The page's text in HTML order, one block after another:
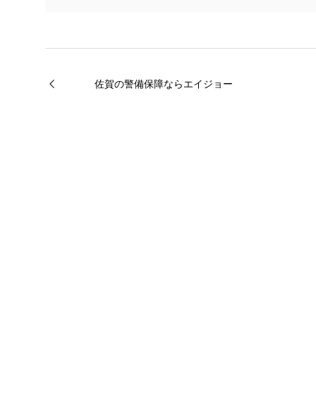
佐賀の警備保障ならエイジョー